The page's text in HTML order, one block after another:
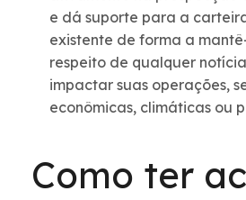
e dá suporte para a
existente de forma a
respeito de qualquer
impactar suas operações,
econômicas, climáticas ou
Como ter